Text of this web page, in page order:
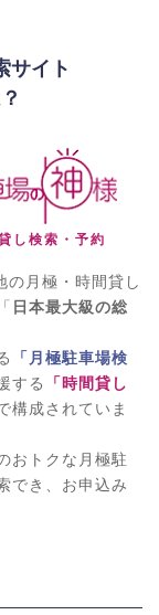
サイト
し検索・予約
の月極・時間貸し
日本最大級の総
「月極駐車場検
する
「時間貸し
構成されていま
おトクな月極駐
でき、お申込み